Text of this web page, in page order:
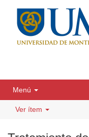
Menú
Ver ítem